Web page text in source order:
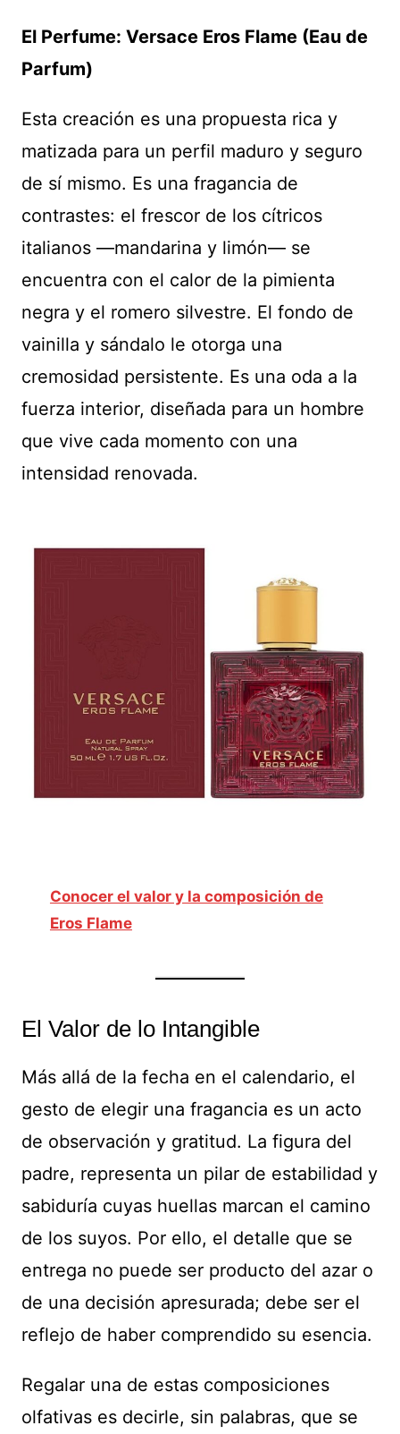
El Perfume: Versace Eros Flame (Eau de
Parfum)
Esta creación es una propuesta rica y
matizada para un perfil maduro y seguro
de sí mismo. Es una fragancia de
contrastes: el frescor de los cítricos
italianos —mandarina y limón— se
encuentra con el calor de la pimienta
negra y el romero silvestre. El fondo de
vainilla y sándalo le otorga una
cremosidad persistente. Es una oda a la
fuerza interior, diseñada para un hombre
que vive cada momento con una
intensidad renovada.
Conocer el valor y la composición de
Eros Flame
El Valor de lo Intangible
Más allá de la fecha en el calendario, el
gesto de elegir una fragancia es un acto
de observación y gratitud. La figura del
padre, representa un pilar de estabilidad y
sabiduría cuyas huellas marcan el camino
de los suyos. Por ello, el detalle que se
entrega no puede ser producto del azar o
de una decisión apresurada; debe ser el
reflejo de haber comprendido su esencia.
Regalar una de estas composiciones
olfativas es decirle, sin palabras, que se